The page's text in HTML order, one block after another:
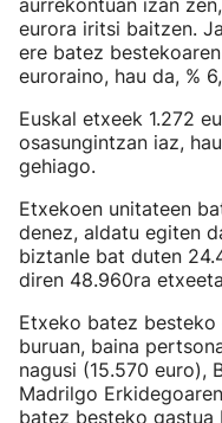
aurrekontuan izan
eurora iritsi baitzen.
ere batez
euroraino, hau da, %
Euskal etxeek 1.272
osasungintzan iaz,
gehiago.
Etxekoen unitateen
denez, aldatu egiten
biztanle bat duten
diren 48.960ra
Etxeko batez besteko
buruan, baina
nagusi (15.570 euro),
Madrilgo
batez besteko gastua